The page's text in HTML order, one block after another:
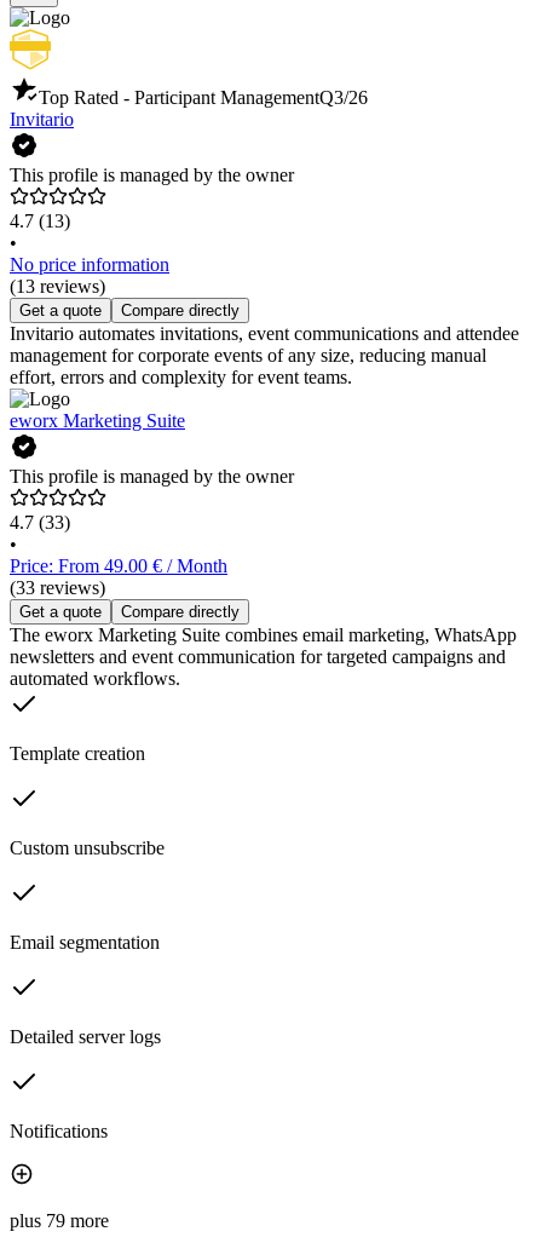
Top Rated - Participant ManagementQ3/26
Invitario
This profile is managed by the owner
4.7 (13)
•
No price information
(13 reviews)
Get a quote Compare directly
Invitario automates invitations, event communications and attendee
management for corporate events of any size, reducing manual
effort, errors and complexity for event teams.
eworx Marketing Suite
This profile is managed by the owner
4.7 (33)
•
Price: From 49.00 € / Month
(33 reviews)
Get a quote Compare directly
The eworx Marketing Suite combines email marketing, WhatsApp
newsletters and event communication for targeted campaigns and
automated workflows.
Template creation
Custom unsubscribe
Email segmentation
Detailed server logs
Notifications
plus 79 more